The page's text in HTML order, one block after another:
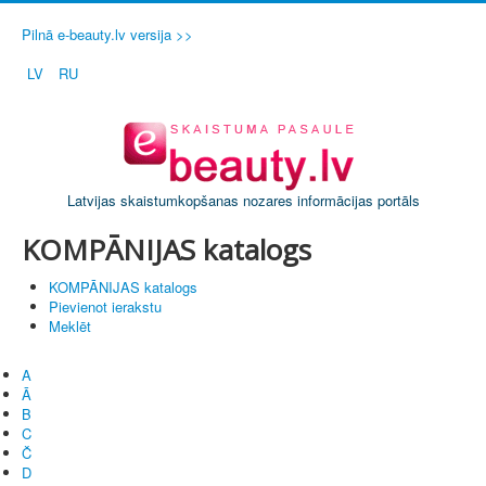
Pilnā e-beauty.lv versija >>
LV
RU
Latvijas skaistumkopšanas nozares informācijas portāls
KOMPĀNIJAS katalogs
KOMPĀNIJAS katalogs
Pievienot ierakstu
Meklēt
A
Ā
B
C
Č
D